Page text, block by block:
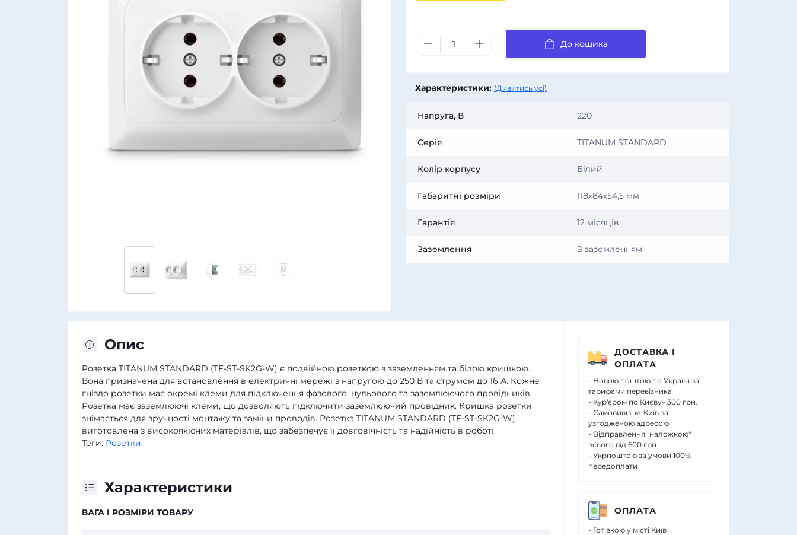
До кошика
Характеристики: (Дивитись усі)
Напруга, В 220
Серія TITANUM STANDARD
Колір корпусу Білий
Габаритні розміри 118x84х54,5 мм
Гарантія 12 місяців
Заземлення З заземленням
Опис
Розетка TITANUM STANDARD (TF-ST-SK2G-W) є подвійною розеткою з заземленням та білою кришкою.
Вона призначена для встановлення в електричні мережі з напругою до 250 В та струмом до 16 А. Кожне
гніздо розетки має окремі клеми для підключення фазового, нульового та заземлюючого провідників.
Розетка має заземлюючі клеми, що дозволяють підключити заземлюючий провідник. Кришка розетки
знімається для зручності монтажу та заміни проводів. Розетка TITANUM STANDARD (TF-ST-SK2G-W)
виготовлена з високоякісних матеріалів, що забезпечує її довговічність та надійність в роботі.
Теги: Розетки
Характеристики
ВАГА І РОЗМІРИ ТОВАРУ
ДОСТАВКА І
ОПЛАТА
- Новою поштою по Україні за
тарифами перевізника
- Кур'єром по Києву– 300 грн.
- Самовивіз: м. Київ за
узгодженою адресою
- Відправлення "наложкою"
всього від 600 грн
- Укрпоштою за умови 100%
передоплати
ОПЛАТА
- Готівкою у місті Київ